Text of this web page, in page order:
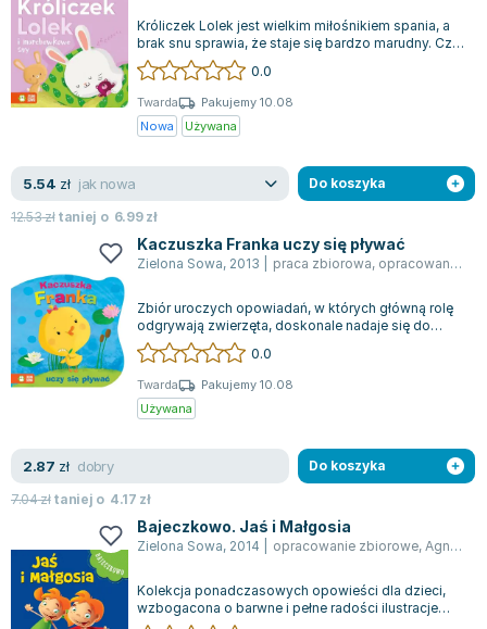
Nela Mała Reporterka
Agnieszka Maciąg
Barbara Wrzesińska
Terry Pratchett
Ajahn Brahm
Lucinda Riley
Jacek Walkiewicz
Króliczek Lolek jest wielkim miłośnikiem spania, a
brak snu sprawia, że staje się bardzo marudny. Czy
tym razem Lolek będzie mógł...
0.0
Twarda
Pakujemy 10.08
Nowa
Używana
5.54 zł jak nowa
12.53złtaniej o 6.99zł
Do koszyka
Kaczuszka Franka uczy się pływać
Zielona Sowa, 2013 praca zbiorowa, opracowanie zbiorowe
Zbiór uroczych opowiadań, w których główną rolę
odgrywają zwierzęta, doskonale nadaje się do
wspólnego czytania na głos z najmłods...
0.0
Twarda
Pakujemy 10.08
Używana
2.87 zł dobry
7.04złtaniej o 4.17 zł
Do koszyka
Bajeczkowo. Jaś i Małgosia
Zielona Sowa, 2014 opracowanie zbiorowe, Agnieszka Skórzewska
Kolekcja ponadczasowych opowieści dla dzieci,
wzbogacona o barwne i pełne radości ilustracje
autorstwa Marcina Południaka, znanego...